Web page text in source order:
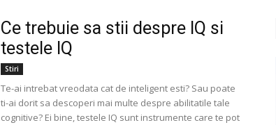
Ce trebuie sa stii despre IQ si
testele IQ
Stiri
Te-ai intrebat vreodata cat de inteligent esti? Sau poate
ti-ai dorit sa descoperi mai multe despre abilitatile tale
cognitive? Ei bine, testele IQ sunt instrumente care te pot